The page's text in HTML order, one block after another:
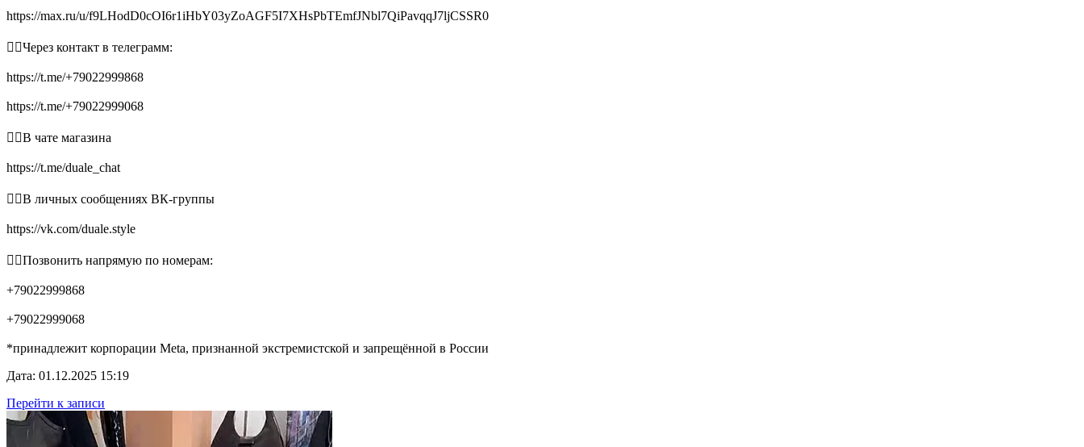
https://max.ru/u/f9LHodD0cOI6r1iHbY03yZoAGF5I7XHsPbTEmfJNbl7QiPavqqJ7ljCSSR0
👉🏻Через контакт в телеграмм:
https://t.me/+79022999868
https://t.me/+79022999068
👉🏻В чате магазина
https://t.me/duale_chat
👉🏻В личных сообщениях ВК-группы
https://vk.com/duale.style
👉🏻Позвонить напрямую по номерам:
+79022999868
+79022999068
*принадлежит корпорации Meta, признанной экстремистской и запрещённой в России
Дата: 01.12.2025 15:19
Перейти к записи